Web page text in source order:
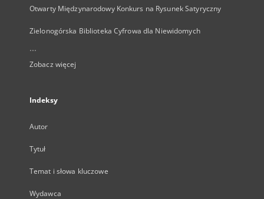
Otwarty Międzynarodowy Konkurs na Rysunek Satyryczny
Zielonogórska Biblioteka Cyfrowa dla Niewidomych
...
Zobacz więcej
Indeksy
Autor
Tytuł
Temat i słowa kluczowe
Wydawca